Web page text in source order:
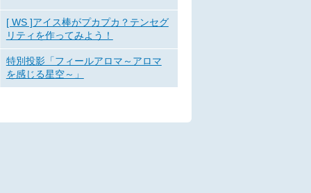
[ WS ]アイス棒がプカプカ？テンセグ
リティを作ってみよう！
特別投影「フィールアロマ～アロマ
を感じる星空～」